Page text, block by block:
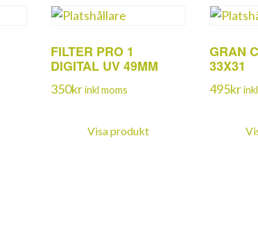
FILTER PRO 1
DIGITAL UV 49MM
350krinkl moms
Visa produkt
GRAN
33X31
495kr